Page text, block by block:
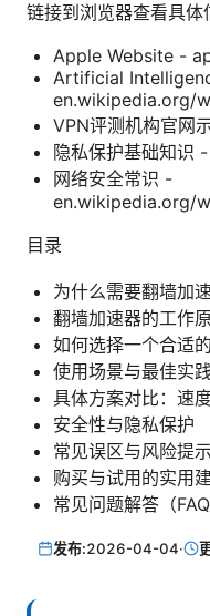
链接到浏览器查看具体
Apple Website -
Artificial
en.wikipedia.org/
VPN评测机构官网
隐私保护基础知
网络安全常识 -
en.wikipedia.org/
目录
为什么需要翻墙加
翻墙加速器的工作
如何选择一个合适
使用场景与最佳实
具体方案对比：速
安全性与隐私保护
常见误区与风险提示
购买与试用的实用
常见问题解答（FAQ
发布:2026-04-04·